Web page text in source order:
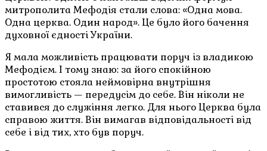
митрополита Мефодія стали слова: «Одна мова.
Одна церква. Один народ». Це було його бачення
духовної єдності України.
Я мала можливість працювати поруч із владикою
Мефодієм. І тому знаю: за його спокійною
простотою стояла неймовірна внутрішня
вимогливість — передусім до себе. Він ніколи не
ставився до служіння легко. Для нього Церква була
справою життя. Він вимагав відповідальності від
себе і від тих, хто був поруч.